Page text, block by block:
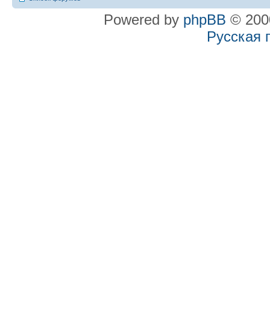
Powered by phpBB ©
Русская